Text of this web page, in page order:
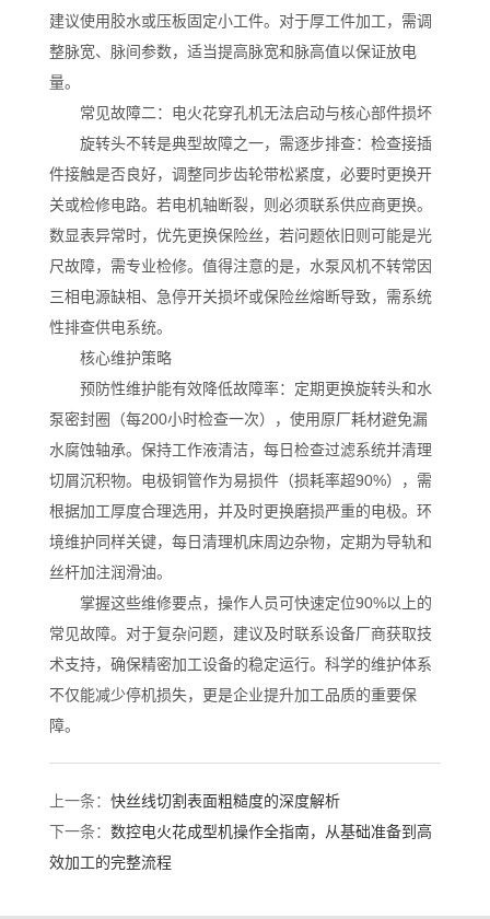
建议使用胶水或压板固定小工件。对于厚工件加工，需调
整脉宽、脉间参数，适当提高脉宽和脉高值以保证放电
量。
常见故障二：电火花穿孔机无法启动与核心部件损坏
旋转头不转是典型故障之一，需逐步排查：检查接插
件接触是否良好，调整同步齿轮带松紧度，必要时更换开
关或检修电路。若电机轴断裂，则必须联系供应商更换。
数显表异常时，优先更换保险丝，若问题依旧则可能是光
尺故障，需专业检修。值得注意的是，水泵风机不转常因
三相电源缺相、急停开关损坏或保险丝熔断导致，需系统
性排查供电系统。
核心维护策略
预防性维护能有效降低故障率：定期更换旋转头和水
泵密封圈（每200小时检查一次），使用原厂耗材避免漏
水腐蚀轴承。保持工作液清洁，每日检查过滤系统并清理
切屑沉积物。电极铜管作为易损件（损耗率超90%），需
根据加工厚度合理选用，并及时更换磨损严重的电极。环
境维护同样关键，每日清理机床周边杂物，定期为导轨和
丝杆加注润滑油。
掌握这些维修要点，操作人员可快速定位90%以上的
常见故障。对于复杂问题，建议及时联系设备厂商获取技
术支持，确保精密加工设备的稳定运行。科学的维护体系
不仅能减少停机损失，更是企业提升加工品质的重要保
障。
上一条： 快丝线切割表面粗糙度的深度解析
下一条： 数控电火花成型机操作全指南，从基础准备到高
效加工的完整流程